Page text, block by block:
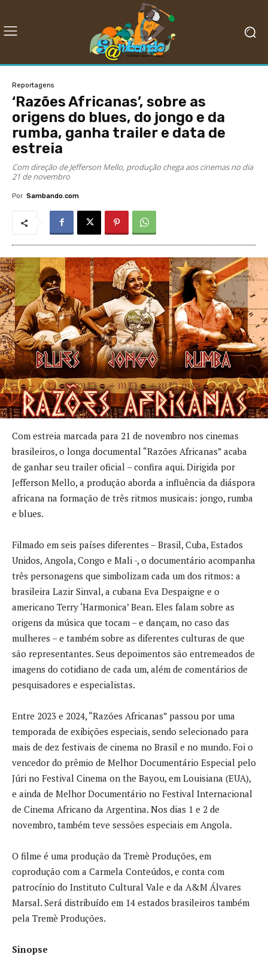
Reportagens
‘Razões Africanas’, sobre as
origens do blues, do jongo e da
rumba, ganha trailer e data de
estreia
Com direção de Jefferson Mello, produção chega aos cinemas no dia
21 de novembro
Por Sambando.com
Com estreia marcada para 21 de novembro nos cinemas
brasileiros, o longa documental “Razões Africanas” acaba
de ganhar seu trailer oficial – confira aqui. Dirigida por
Jefferson Mello, a produção aborda a influência da diáspora
africana na formação de três ritmos musicais: jongo, rumba
e blues.
Filmado em seis países diferentes – Brasil, Cuba, Estados
Unidos, Angola, Congo e Mali -, o documentário acompanha
três personagens que simbolizam cada um dos ritmos: a
brasileira Lazir Sinval, a cubana Eva Despaigne e o
americano Terry ‘Harmonica’ Bean. Eles falam sobre as
origens da música que tocam – e dançam, no caso das
mulheres – e também sobre as diferentes culturas de que
são representantes. Seus depoimentos são entremeados de
imagens do cotidiano de cada um, além de comentários de
pesquisadores e especialistas.
Entre 2023 e 2024, “Razões Africanas” passou por uma
temporada de exibições especiais, sendo selecionado para
mais de dez festivais de cinema no Brasil e no mundo. Foi o
vencedor do prêmio de Melhor Documentário Especial pelo
Júri no Festival Cinema on the Bayou, em Louisiana (EUA),
e ainda de Melhor Documentário no Festival Internacional
de Cinema Africano da Argentina. Nos dias 1 e 2 de
novembro, também teve sessões especiais em Angola.
O filme é uma produção da Tremè Produções, em
coprodução com a Carmela Conteúdos, e conta com
patrocínio do Instituto Cultural Vale e da A&M Álvares
Marsal. Será distribuído em 14 estados brasileiros também
pela Tremè Produções.
Sinopse